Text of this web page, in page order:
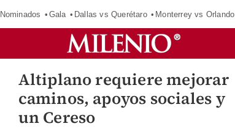
Nominados Gala Dallas vs Querétaro Monterrey vs Orlando
Altiplano requiere mejorar
caminos, apoyos sociales y
un Cereso